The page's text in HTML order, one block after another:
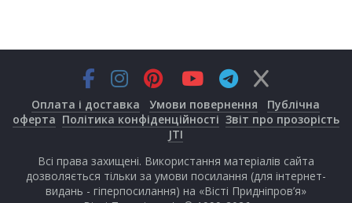
Оплата і доставка Умови повернення
Публічна
оферта Політика конфіденційності Звіт про прозорість
JTI
Всі права захищені. Використання матеріалів сайта
дозволяється тільки за умови посилання (для інтернет-
видань - гіперпосилання) на «Вісті Придніпров’я»